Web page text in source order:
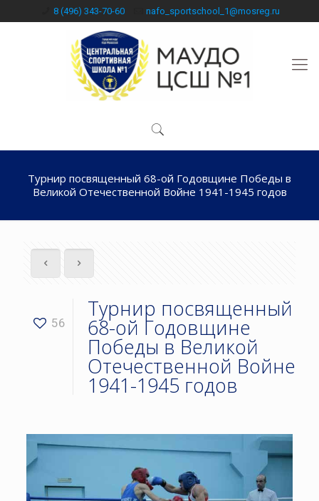
8 (496) 343-70-60 nafo_sportschool_1@mosreg.ru
Турнир посвященный 68-ой Годовщине Победы в
Великой Отечественной Войне 1941-1945 годов
56
Турнир посвященный
68-ой Годовщине
Победы в Великой
Отечественной Войне
1941-1945 годов